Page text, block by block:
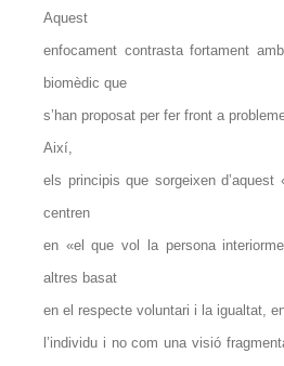
Aquest
enfocament contrasta fortament
biomèdic que
s’han proposat per fer front a
Així,
els principis que sorgeixen d’aquest
centren
en «el que vol la persona
altres basat
en el respecte voluntari i la igualtat,
l’individu i no com una visió